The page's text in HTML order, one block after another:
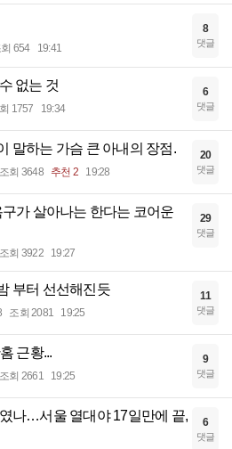
654 19:41
8
댓글
없는 것
1757 19:34
6
댓글
말하는 가슴 큰 아내의 장점.
조회 3648 추천 2 19:28
20
댓글
구가 살아나는 한다는 코어운
조회 3922 19:27
29
댓글
부터 선선해진듯
조회 2081 19:25
11
댓글
근황...
조회 2661 19:25
9
댓글
나…서울 열대야 17일만에 끝,
6
댓글